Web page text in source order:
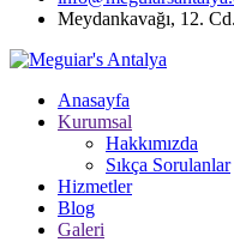
Meydankavağı, 12.
Anasayfa
Kurumsal
Hakkımızda
Sıkça Sorulanlar
Hizmetler
Blog
Galeri